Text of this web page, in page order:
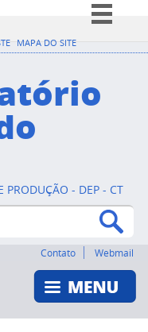
MAPA DO SITE
Simplifique!
Participe
Acesso à informação
Legislação
PRODUÇÃO - DEP - CT
Contato Webmail